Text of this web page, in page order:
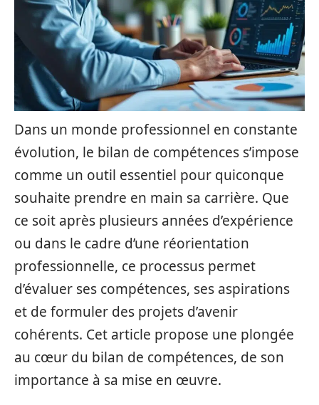
Dans un monde professionnel en constante
évolution, le bilan de compétences s’impose
comme un outil essentiel pour quiconque
souhaite prendre en main sa carrière. Que
ce soit après plusieurs années d’expérience
ou dans le cadre d’une réorientation
professionnelle, ce processus permet
d’évaluer ses compétences, ses aspirations
et de formuler des projets d’avenir
cohérents. Cet article propose une plongée
au cœur du bilan de compétences, de son
importance à sa mise en œuvre.